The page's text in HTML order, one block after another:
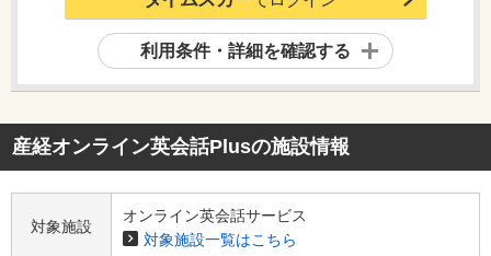
利用条件・詳細を確認する
産経オンライン英会話Plusの施設情報
対象施設
オンライン英会話サービス
対象施設一覧はこちら